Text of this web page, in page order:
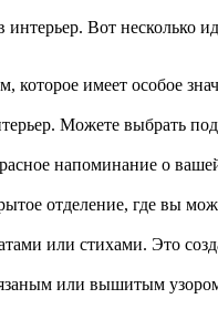
Вот несколько
имеет особое
Можете выбрать
напоминание о
отделение, где вы
или стихами. Это
или вышитым